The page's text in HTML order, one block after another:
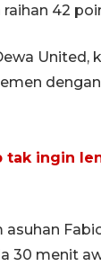
42
United,
tak ingin
asuhan
30 menit